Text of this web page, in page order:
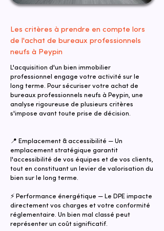
Les critères à prendre en compte lors
de l'achat de bureaux professionnels
neufs à Peypin
L'acquisition d'un bien immobilier
professionnel engage votre activité sur le
long terme. Pour sécuriser votre achat de
bureaux professionnels neufs à Peypin, une
analyse rigoureuse de plusieurs critères
s'impose avant toute prise de décision.
📍 Emplacement & accessibilité — Un
emplacement stratégique garantit
l'accessibilité de vos équipes et de vos clients,
tout en constituant un levier de valorisation du
bien sur le long terme.
⚡ Performance énergétique — Le DPE impacte
directement vos charges et votre conformité
réglementaire. Un bien mal classé peut
représenter un coût significatif.